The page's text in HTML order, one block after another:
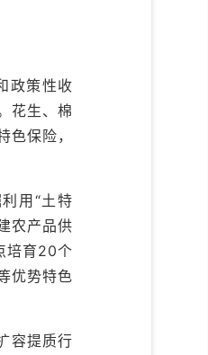
政策性收
花生、棉
保险，
用“土特
农产品供
培育20个
优势特色
容提质行